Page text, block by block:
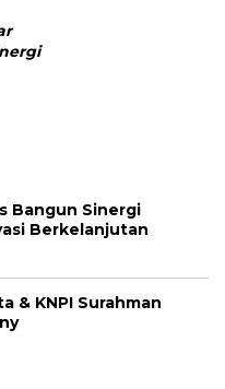
Bangun Sinergi
Berkelanjutan
& KNPI Surahman